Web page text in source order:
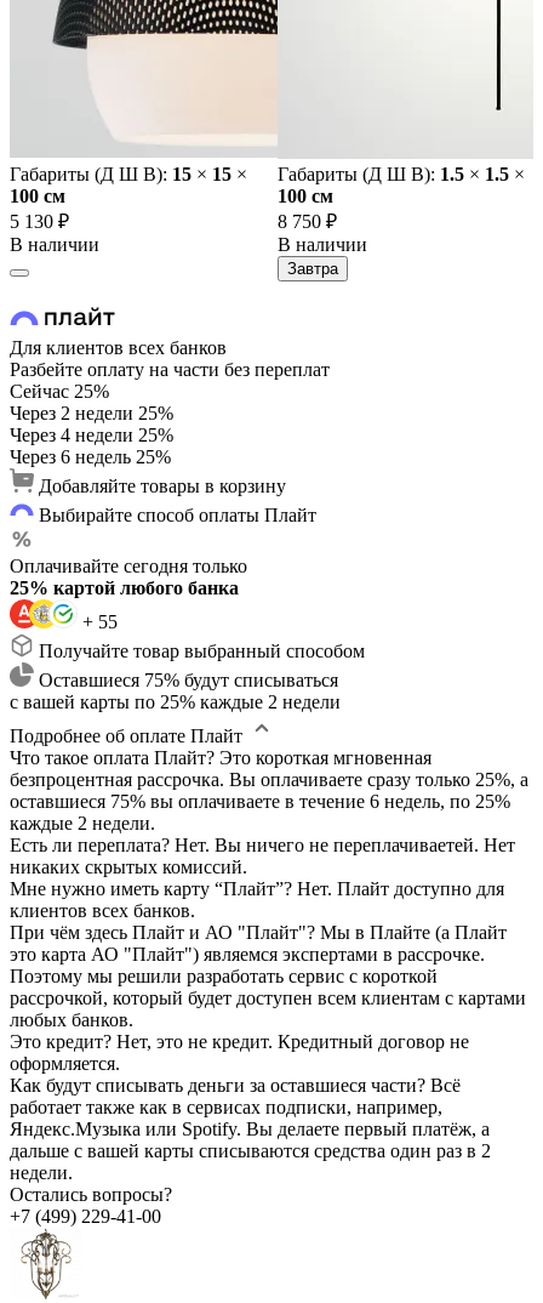
Габариты (Д Ш В): 15 × 15 ×
100 cм
5 130 ₽
В наличии
Габариты (Д Ш В): 1.5 × 1.5 ×
100 cм
8 750 ₽
В наличии
Завтра
Для клиентов всех банков
Разбейте оплату на части без переплат
Сейчас 25%
Через 2 недели 25%
Через 4 недели 25%
Через 6 недель 25%
Добавляйте товары в корзину
Выбирайте способ оплаты Плайт
Оплачивайте сегодня только
25% картой любого банка
+ 55
Получайте товар выбранный способом
Оставшиеся 75% будут списываться
с вашей карты по 25% каждые 2 недели
Подробнее об оплате Плайт
Что такое оплата Плайт? Это короткая мгновенная
безпроцентная рассрочка. Вы оплачиваете сразу только 25%, а
оставшиеся 75% вы оплачиваете в течение 6 недель, по 25%
каждые 2 недели.
Есть ли переплата? Нет. Вы ничего не переплачиваетей. Нет
никаких скрытых комиссий.
Мне нужно иметь карту “Плайт”? Нет. Плайт доступно для
клиентов всех банков.
При чём здесь Плайт и АО "Плайт"? Мы в Плайте (а Плайт
это карта АО "Плайт") являемся экспертами в рассрочке.
Поэтому мы решили разработать сервис с короткой
рассрочкой, который будет доступен всем клиентам с картами
любых банков.
Это кредит? Нет, это не кредит. Кредитный договор не
оформляется.
Как будут списывать деньги за оставшиеся части? Всё
работает также как в сервисах подписки, например,
Яндекс.Музыка или Spotify. Вы делаете первый платёж, а
дальше с вашей карты списываются средства один раз в 2
недели.
Остались вопросы?
+7 (499) 229-41-00